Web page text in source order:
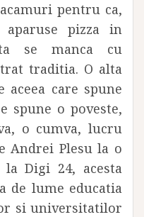
pentru ca,
pizza in
se manca cu
traditia. O alta
care spune
spune o poveste,
o cumva, lucru
Andrei Plesu la o
Digi 24, acesta
de lume educatia
si universitatilor